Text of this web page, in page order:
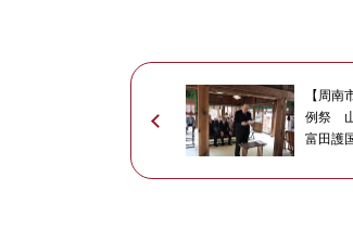
【周南
例祭
富田護